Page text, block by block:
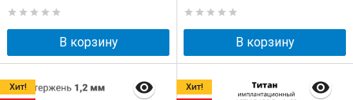
В корзину В корзину
Хит!
Хит!